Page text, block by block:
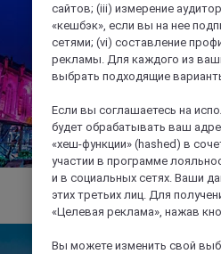
сайтов; (iii) измерение
«кешбэк», если вы на нее
сетями; (vi) составление
рекламы. Для каждого из
выбрать подходящие
Если вы соглашаетесь на
будет обрабатывать ваш
«хеш-функции» (hashed) в
участии в программе
и в социальных сетях. Ваши
этих третьих лиц. Для
«Целевая реклама», нажав
Вы можете изменить свой